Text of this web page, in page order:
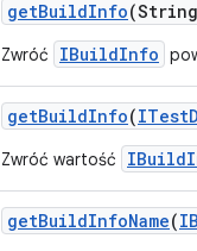
getBuildInfo
Zwróć IBuildInfo
getBuildInfo(ITest
Zwróć wartość
getBuildInfoName(